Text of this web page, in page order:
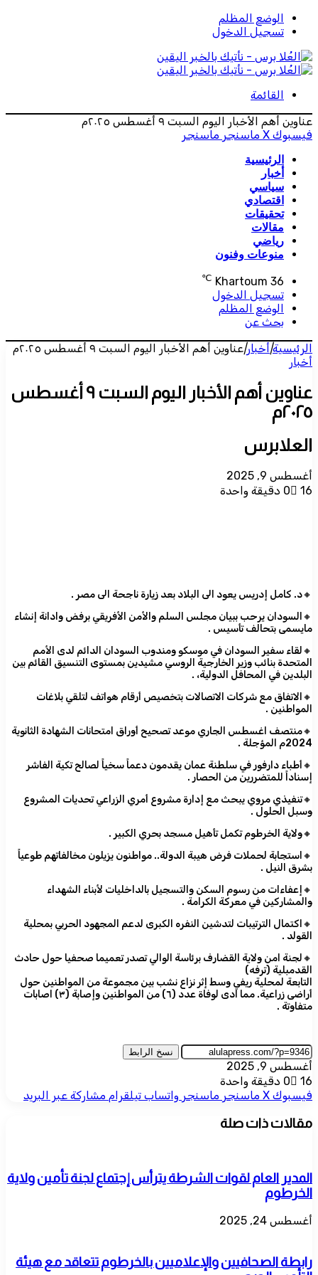
الوضع المظلم
تسجيل الدخول
القائمة
عناوين أهم الأخبار اليوم السبت ٩ أغسطس ٢٠٢٥م
فيسبوك ‫X ماسنجر ماسنجر
الرئيسية
أخبار
سياسي
اقتصادي
تحقيقات
مقالات
رياضي
منوعات وفنون
Khartoum 36
℃
تسجيل الدخول
الوضع المظلم
بحث عن
الرئيسية|أخبار|عناوين أهم الأخبار اليوم السبت ٩ أغسطس ٢٠٢٥م
أخبار
عناوين أهم الأخبار اليوم السبت ٩ أغسطس
٢٠٢٥م
العلابرس
أغسطس 9, 2025
0
16 دقيقة واحدة
🔸د. كامل إدريس يعود الى البلاد بعد زيارة ناجحة الى مصر .
🔸السودان يرحب ببيان مجلس السلم والأمن الأفريقي برفض وادانة إنشاء
مايسمى بتحالف تأسيس .
🔸لقاء سفير السودان في موسكو ومندوب السودان الدائم لدى الأمم
المتحدة بنائب وزير الخارجية الروسي مشيدين بمستوى التنسيق القائم بين
البلدين في المحافل الدولية، .
🔸الاتفاق مع شركات الاتصالات بتخصيص أرقام هواتف لتلقي بلاغات
المواطنين .
🔸منتصف اغسطس الجاري موعد تصحيح أوراق امتحانات الشهادة الثانوية
2024م المؤجلة .
🔸أطباء دارفور في سلطنة عمان يقدمون دعماً سخياً لصالح تكية الفاشر
إسناداً للمتضررين من الحصار .
🔸تنفيذي مروي يبحث مع إدارة مشروع أمري الزراعي تحديات المشروع
وسبل الحلول .
🔸ولاية الخرطوم تكمل تأهيل مسجد بحري الكبير .
🔸استجابة لحملات فرض هيبة الدولة.. مواطنون يزيلون مخالفاتهم طوعياً
بشرق النيل .
🔸إعفاءات من رسوم السكن والتسجيل بالداخليات لأبناء الشهداء
والمشاركين في معركة الكرامة .
🔸اكتمال الترتيبات لتدشين النفره الكبرى لدعم المجهود الحربي بمحلية
القولد .
🔸لجنة امن ولاية القضارف برئاسة الوالي تصدر تعميما صحفيا حول حادث
القدمبلية (ترفه)
التابعة لمحلية ريفي وسط إثر نزاع نشب بين مجموعة من المواطنين حول
أراضى زراعية. مما ادى لوفاة عدد (٦) من المواطنين وإصابة (٣) اصابات
متفاوتة .
نسخ الرابط
أغسطس 9, 2025
0
16
دقيقة واحدة
فيسبوك ‫X ماسنجر ماسنجر واتساب تيلقرام مشاركة عبر البريد
مقالات ذات صلة
المدير العام لقوات الشرطة يترأس إجتماع لجنة تأمين ولاية
الخرطوم
أغسطس 24, 2025
رابطة الصحافيين والإعلاميين بالخرطوم تتعاقد مع هيئة